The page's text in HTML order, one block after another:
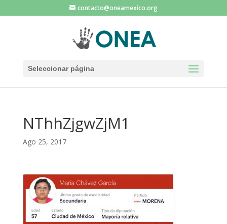
contacto@oneamexico.org
Seleccionar página
NThhZjgwZjM1
Ago 25, 2017